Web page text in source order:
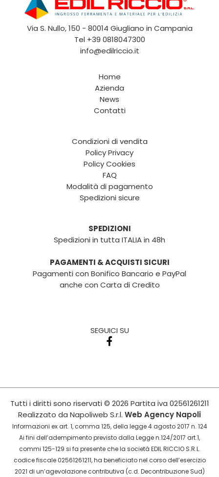
Via S. Nullo, 150 - 80014 Giugliano in Campania
Tel +39 0818047300
info@edilriccio.it
Home
Azienda
News
Contatti
Condizioni di vendita
Policy Privacy
Policy Cookies
FAQ
Modalità di pagamento
Spedizioni sicure
SPEDIZIONI
Spedizioni in tutta ITALIA in 48h
PAGAMENTI & ACQUISTI SICURI
Pagamenti con Bonifico Bancario e PayPal
anche con Carta di Credito
SEGUICI SU
Tutti i diritti sono riservati © 2026 Partita iva 02561261211
Realizzato da Napoliweb S.r.l. Web Agency Napoli
Informazioni ex art. 1, comma 125, della legge 4 agosto 2017 n. 124
Ai fini dell’adempimento previsto dalla Legge n.124/2017 art.1,
commi 125-129 si fa presente che la società EDIL RICCIO S.R.L.
codice fiscale 02561261211, ha beneficiato nel corso dell’esercizio
2021 di un’agevolazione contributiva (c.d. Decontribuzione Sud)